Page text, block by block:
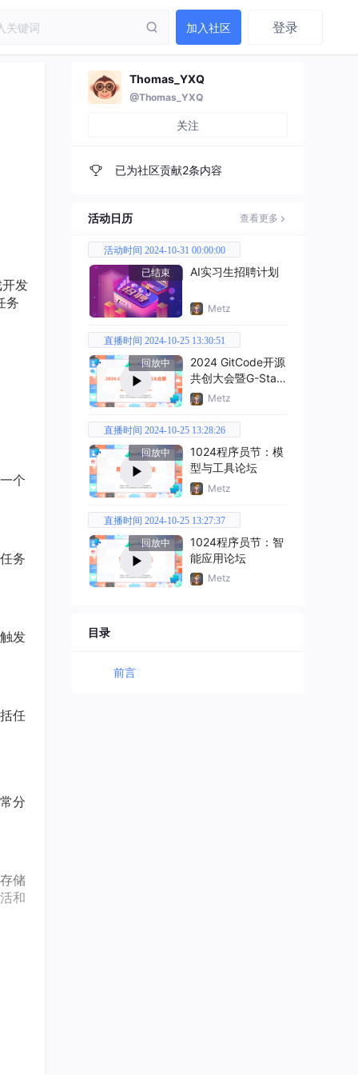
加入社区 登录
发
务
个
务
发
任
分
储
和
务
加
Thomas_YXQ
@Thomas_YXQ
关注
已为社区贡献2条内容
活动日历 查看更多
活动时间 2024-10-31 00:00:00
已结束
AI实习生招聘计划
Metz
直播时间 2024-10-25 13:30:51
回放中
2024 GitCode开源
共创大会暨G-Star
嘉年华
Metz
直播时间 2024-10-25 13:28:26
回放中
1024程序员节：模
型与工具论坛
Metz
直播时间 2024-10-25 13:27:37
回放中
1024程序员节：智
能应用论坛
Metz
目录
前言